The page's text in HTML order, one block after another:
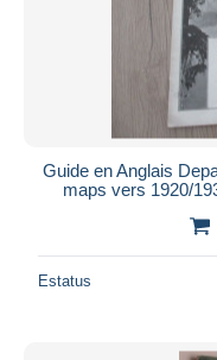
Guide en Anglais
maps vers 1920/
Estatus